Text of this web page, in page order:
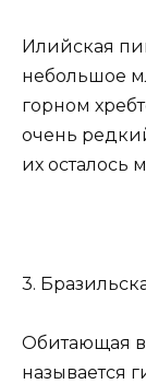
Илийская
небольшое
горном
очень
их осталось
3.
Обитающая
называется